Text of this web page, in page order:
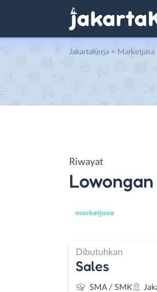
JakartaKerja > Marketjasa
Riwayat
Lowongan
Dibutuhkan
Sales
SMA / SMK